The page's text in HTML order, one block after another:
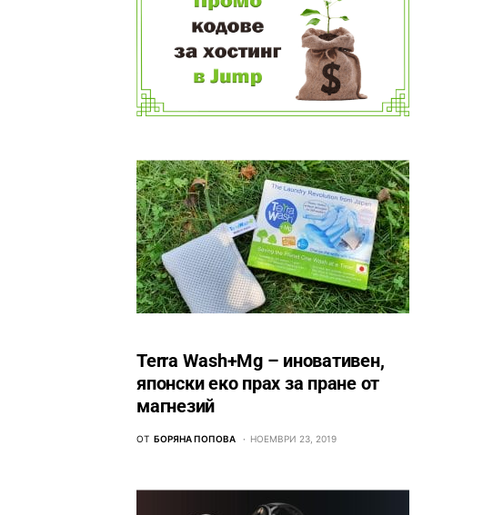
Terra Wash+Mg – иновативен,
японски еко прах за пране от
магнезий
ОТ БОРЯНА ПОПОВА НОЕМВРИ 23, 2019